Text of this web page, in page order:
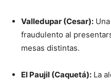
Valledupar (Cesar):
fraudulento al
mesas distintas.
El Paujil (Caquetá): La